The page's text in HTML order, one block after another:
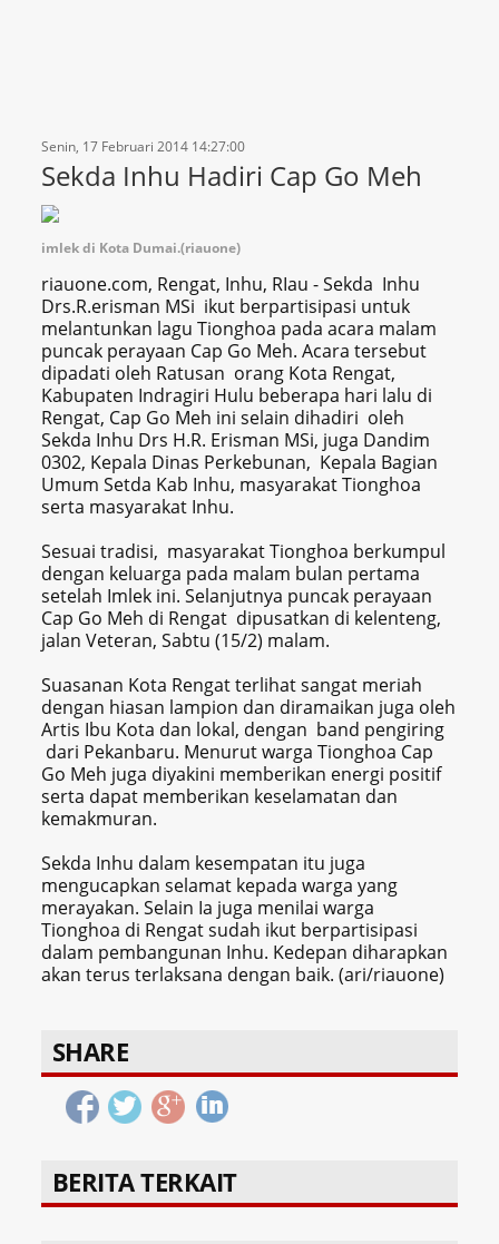
Senin, 17 Februari 2014 14:27:00
Sekda Inhu Hadiri Cap Go Meh
imlek di Kota Dumai.(riauone)
riauone.com, Rengat, Inhu, RIau - Sekda Inhu
Drs.R.erisman MSi ikut berpartisipasi untuk
melantunkan lagu Tionghoa pada acara malam
puncak perayaan Cap Go Meh. Acara tersebut
dipadati oleh Ratusan orang Kota Rengat,
Kabupaten Indragiri Hulu beberapa hari lalu di
Rengat, Cap Go Meh ini selain dihadiri oleh
Sekda Inhu Drs H.R. Erisman MSi, juga Dandim
0302, Kepala Dinas Perkebunan, Kepala Bagian
Umum Setda Kab Inhu, masyarakat Tionghoa
serta masyarakat Inhu.
Sesuai tradisi, masyarakat Tionghoa berkumpul
dengan keluarga pada malam bulan pertama
setelah Imlek ini. Selanjutnya puncak perayaan
Cap Go Meh di Rengat dipusatkan di kelenteng,
jalan Veteran, Sabtu (15/2) malam.
Suasanan Kota Rengat terlihat sangat meriah
dengan hiasan lampion dan diramaikan juga oleh
Artis Ibu Kota dan lokal, dengan band pengiring
dari Pekanbaru. Menurut warga Tionghoa Cap
Go Meh juga diyakini memberikan energi positif
serta dapat memberikan keselamatan dan
kemakmuran.
Sekda Inhu dalam kesempatan itu juga
mengucapkan selamat kepada warga yang
merayakan. Selain Ia juga menilai warga
Tionghoa di Rengat sudah ikut berpartisipasi
dalam pembangunan Inhu. Kedepan diharapkan
akan terus terlaksana dengan baik. (ari/riauone)
SHARE
BERITA TERKAIT